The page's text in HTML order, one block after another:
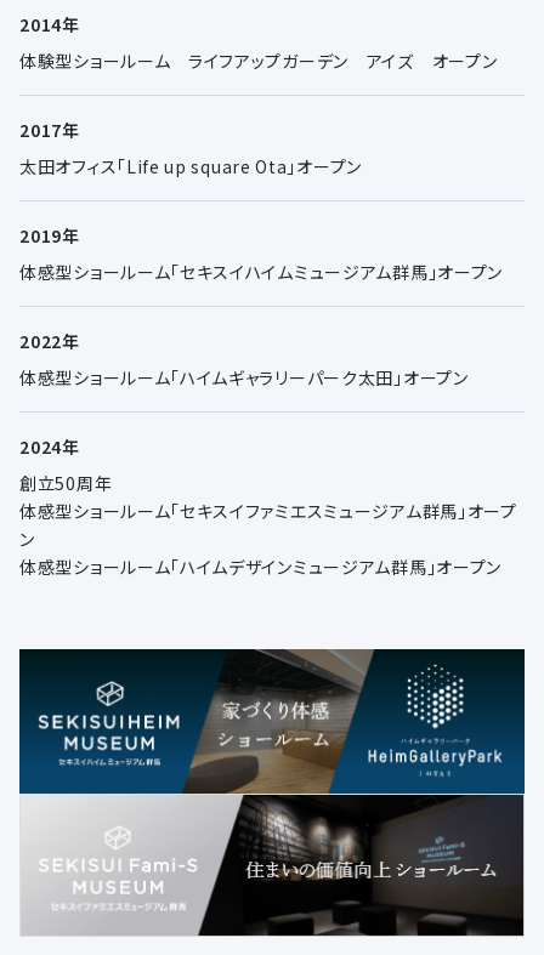
2014年
体験型ショールーム ライフアップガーデン アイズ オープン
2017年
太田オフィス「Life up square Ota」オープン
2019年
体感型ショールーム「セキスイハイムミュージアム群馬」オープン
2022年
体感型ショールーム「ハイムギャラリーパーク太田」オープン
2024年
創立50周年
体感型ショールーム「セキスイファミエスミュージアム群馬」オープ
ン
体感型ショールーム「ハイムデザインミュージアム群馬」オープン